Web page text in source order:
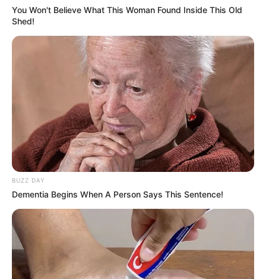
You Won't Believe What This Woman Found Inside This Old
Shed!
BUZZ DAY
Dementia Begins When A Person Says This Sentence!